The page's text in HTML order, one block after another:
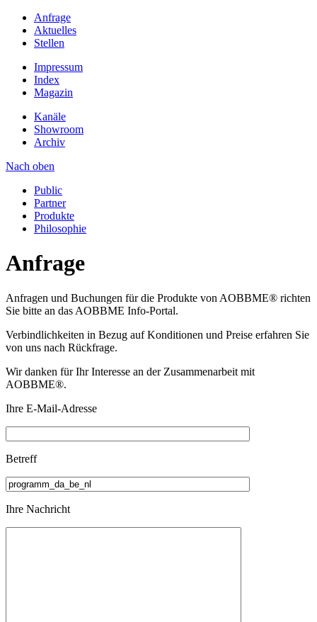
Anfrage
Aktuelles
Stellen
Impressum
Index
Magazin
Kanäle
Showroom
Archiv
Nach oben
Public
Partner
Produkte
Philosophie
Anfrage
Anfragen und Buchungen für die Produkte von AOBBME® richten
Sie bitte an das AOBBME Info-Portal.
Verbindlichkeiten in Bezug auf Konditionen und Preise erfahren Sie
von uns nach Rückfrage.
Wir danken für Ihr Interesse an der Zusammenarbeit mit
AOBBME®.
Ihre E-Mail-Adresse
Betreff
Ihre Nachricht